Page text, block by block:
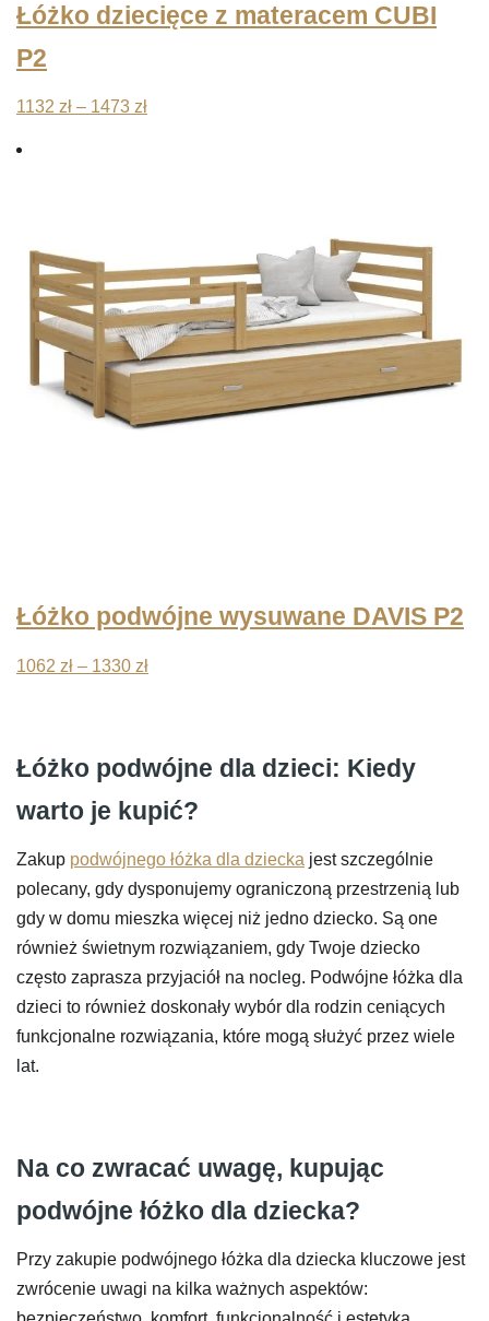
Łóżko dziecięce z materacem CUBI
P2
1132 zł – 1473 złZakres
Łóżko podwójne wysuwane DAVIS P2
1062 zł – 1330 złZakres
1062 zł
do
1330 zł
Łóżko podwójne dla dzieci: Kiedy
warto je kupić?
Zakup podwójnego łóżka dla dziecka jest szczególnie
polecany, gdy dysponujemy ograniczoną przestrzenią lub
gdy w domu mieszka więcej niż jedno dziecko. Są one
również świetnym rozwiązaniem, gdy Twoje dziecko
często zaprasza przyjaciół na nocleg. Podwójne łóżka dla
dzieci to również doskonały wybór dla rodzin ceniących
funkcjonalne rozwiązania, które mogą służyć przez wiele
lat.
Na co zwracać uwagę, kupując
podwójne łóżko dla dziecka?
Przy zakupie podwójnego łóżka dla dziecka kluczowe jest
zwrócenie uwagi na kilka ważnych aspektów: